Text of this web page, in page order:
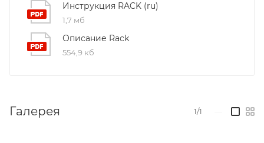
соединительный шток и крепления.
Инструкция RACK (ru)
1,7 мб
Описание Rack
554,9 кб
Галерея 1/1